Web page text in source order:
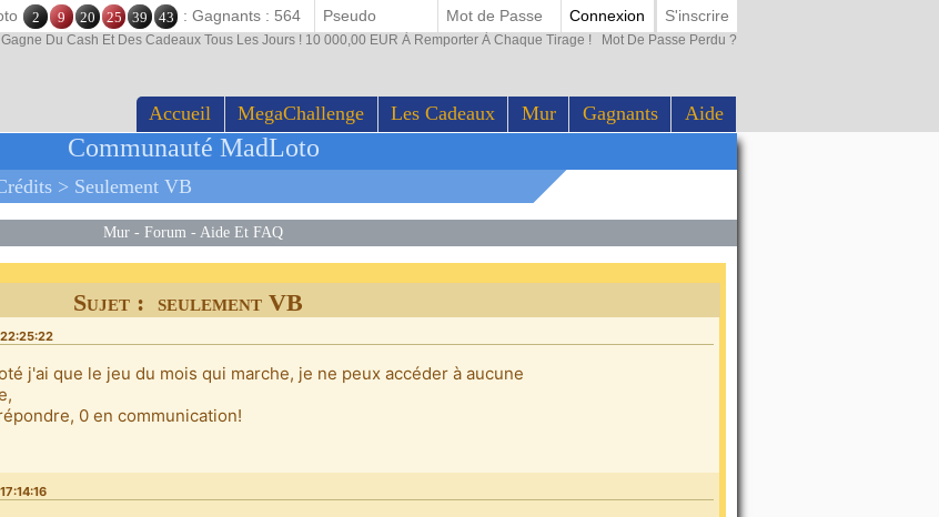
Accueil MegaChallenge Les Cadeaux Mur Gagnants Aide
2 9 20 25 39 43 : Gagnants : 564 Connexion S'inscrire
Du Cash Et Des Cadeaux Tous Les Jours ! 10 000,00 EUR À Remporter À Chaque Tirage ! Mot De Passe Perdu ?
Communauté MadLoto
> Seulement VB
Mur - Forum - Aide Et FAQ
Sujet : seulement VB
j'ai que le jeu du mois qui marche, je ne peux accéder à aucune
0 en communication!